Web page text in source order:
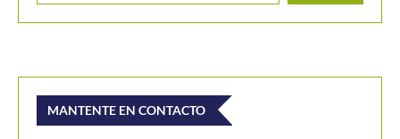
Últimos posts
El Masters de Canadá y el hecho que no vivía desde